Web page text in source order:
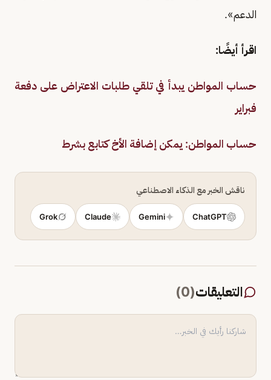
الدعم».
اقرأ أيضًا:
حساب المواطن يبدأ في تلقي طلبات الاعتراض على دفعة
فبراير
حساب المواطن: يمكن إضافة الأخ كتابع بشرط
ناقش الخبر مع الذكاء الاصطناعي
ChatGPT
Gemini
Claude
Grok
التعليقات(
0
)